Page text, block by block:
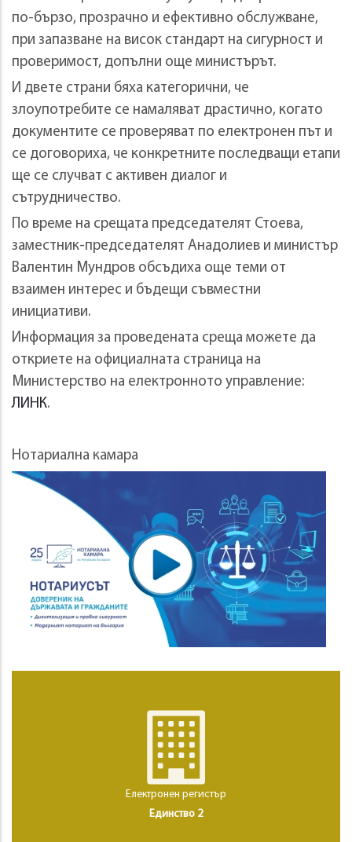
по-бързо, прозрачно и ефективно обслужване,
при запазване на висок стандарт на сигурност и
проверимост, допълни още министърът.
И двете страни бяха категорични, че
злоупотребите се намаляват драстично, когато
документите се проверяват по електронен път и
се договориха, че конкретните последващи етапи
ще се случват с активен диалог и
сътрудничество.
По време на срещата председателят Стоева,
заместник-председателят Анадолиев и министър
Валентин Мундров обсъдиха още теми от
взаимен интерес и бъдещи съвместни
инициативи.
Информация за проведената среща можете да
откриете на официалната страница на
Министерство на електронното управление:
ЛИНК.
Нотариална камара
Електронен регистър
Единство 2